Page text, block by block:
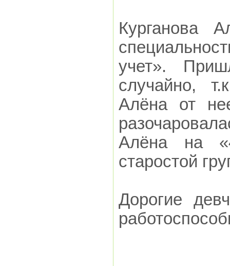
Курганова
учет».
случайно,
Алёна от
Алёна на
старостой
Дорогие